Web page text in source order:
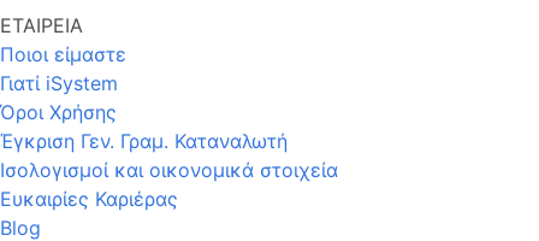
ΕΤΑΙΡΕΙΑ
Ποιοι είμαστε
Γιατί iSystem
Όροι Χρήσης
Έγκριση Γεν. Γραμ. Καταναλωτή
Ισολογισμοί και οικονομικά στοιχεία
Ευκαιρίες Καριέρας
Blog